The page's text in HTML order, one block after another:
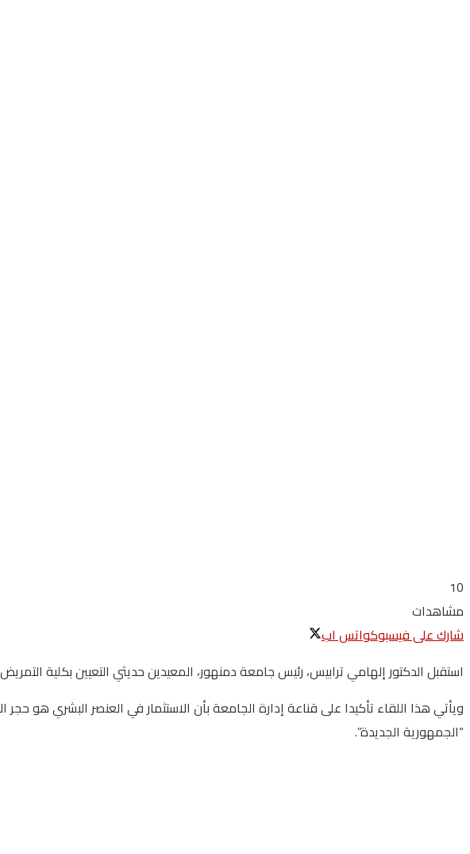
10
مشاهدات
شارك على فيسبوكواتس اب
استقبل الدكتور إلهامي ترابيس، رئيس جامعة دمنهور، المعيدين حديثي التعيين بكلية التمريض، وعددهم 36 معيدا ومعيدة، بحضور الدكتورة عبير عبد
ويأتي هذا اللقاء تأكيدا على قناعة إدارة الجامعة بأن الاستثمار في العنصر البشري هو
“الجمهورية الجديدة”.